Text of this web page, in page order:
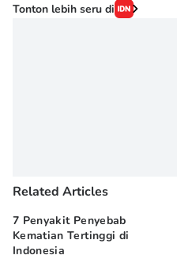
Tonton lebih seru di
Related Articles
7 Penyakit Penyebab
Kematian Tertinggi di
Indonesia